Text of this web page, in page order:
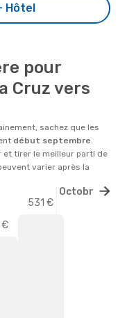
Hôtel
pour
Cruz vers
sachez que les
début septembre.
et tirer le meilleur parti de
varier après la
€
531 €
Octobre